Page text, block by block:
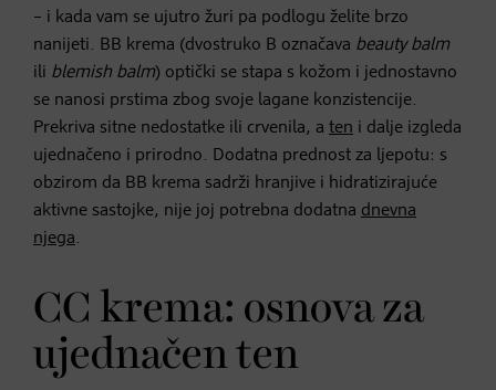
– i kada vam se ujutro žuri pa podlogu želite brzo
nanijeti. BB krema (dvostruko B označava beauty balm
ili blemish balm) optički se stapa s kožom i jednostavno
se nanosi prstima zbog svoje lagane konzistencije.
Prekriva sitne nedostatke ili crvenila, a ten i dalje izgleda
ujednačeno i prirodno. Dodatna prednost za ljepotu: s
obzirom da BB krema sadrži hranjive i hidratizirajuće
aktivne sastojke, nije joj potrebna dodatna dnevna
njega.
CC krema: osnova za
ujednačen ten